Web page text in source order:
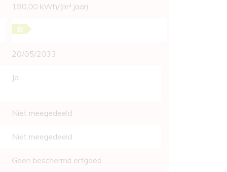
190,00 kWh/(m² jaar)
B
20/05/2033
Ja
Niet meegedeeld
Niet meegedeeld
Geen beschermd erfgoed